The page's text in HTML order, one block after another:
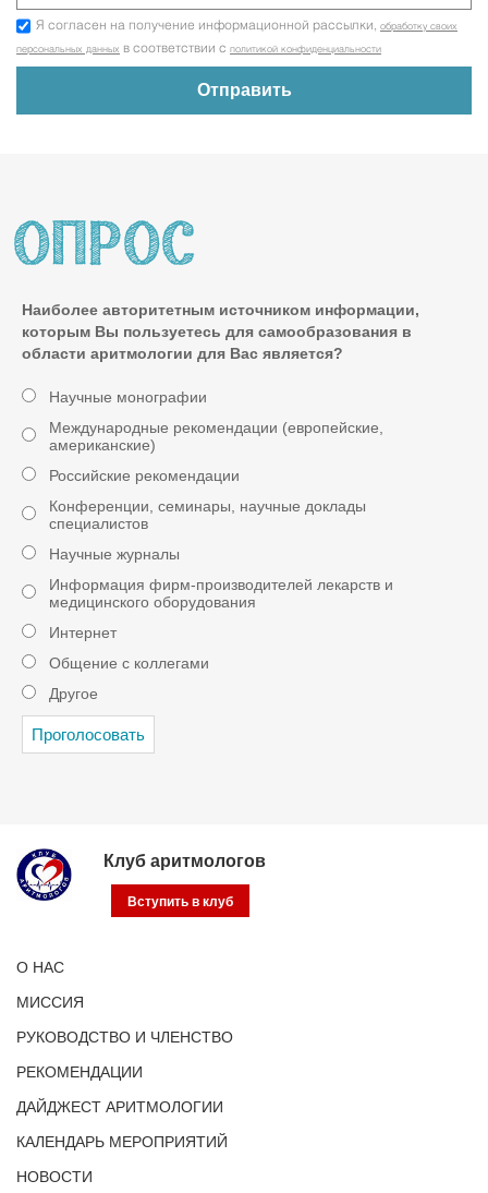
Я согласен на получение информационной рассылки, обработку своих
персональных данных в соответствии с политикой конфиденциальности
Наиболее авторитетным источником информации,
которым Вы пользуетесь для самообразования в
области аритмологии для Вас является?
Научные монографии
Международные рекомендации (европейские,
американские)
Российские рекомендации
Конференции, семинары, научные доклады
специалистов
Научные журналы
Информация фирм-производителей лекарств и
медицинского оборудования
Интернет
Общение с коллегами
Другое
Клуб аритмологов
Вступить в клуб
О НАС
МИССИЯ
РУКОВОДСТВО И ЧЛЕНСТВО
РЕКОМЕНДАЦИИ
ДАЙДЖЕСТ АРИТМОЛОГИИ
КАЛЕНДАРЬ МЕРОПРИЯТИЙ
НОВОСТИ